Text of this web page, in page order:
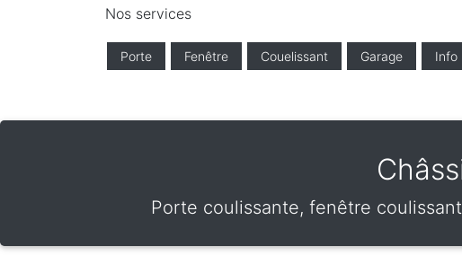
Nos services
Porte Fenêtre Couelissant Garage Info
Porte coulissante, fenêtre